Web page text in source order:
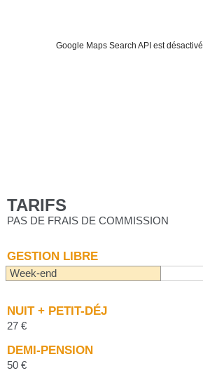
Google Maps Search API est désactivé.
TARIFS
PAS DE FRAIS DE COMMISSION
GESTION LIBRE
Week-end
NUIT + PETIT-DÉJ
27 €
DEMI-PENSION
50 €